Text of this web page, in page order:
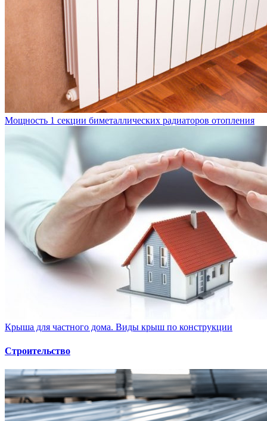
Мощность 1 секции биметаллических радиаторов отопления
Крыша для частного дома. Виды крыш по конструкции
Строительство